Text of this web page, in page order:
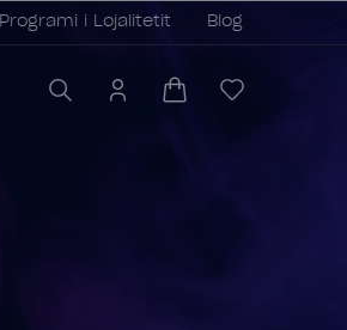
Programi i Lojalitetit Blog